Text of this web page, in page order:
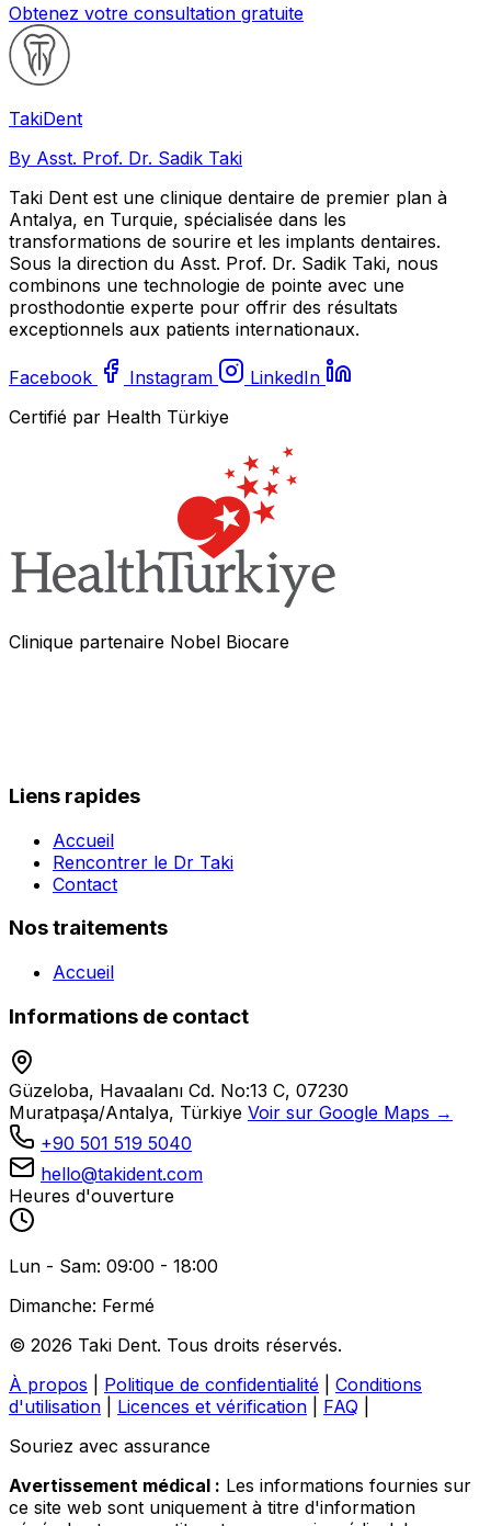
Obtenez votre consultation gratuite
TakiDent
By Asst. Prof. Dr. Sadik Taki
Taki Dent est une clinique dentaire de premier plan à
Antalya, en Turquie, spécialisée dans les
transformations de sourire et les implants dentaires.
Sous la direction du Asst. Prof. Dr. Sadik Taki, nous
combinons une technologie de pointe avec une
prosthodontie experte pour offrir des résultats
exceptionnels aux patients internationaux.
Facebook Instagram
LinkedIn
Certifié par Health Türkiye
Clinique partenaire Nobel Biocare
Liens rapides
Accueil
Rencontrer le Dr Taki
Contact
Nos traitements
Accueil
Informations de contact
Güzeloba, Havaalanı Cd. No:13 C, 07230
Muratpaşa/Antalya, Türkiye Voir sur Google Maps →
+90 501 519 5040
hello@takident.com
Heures d'ouverture
Lun - Sam: 09:00 - 18:00
Dimanche: Fermé
© 2026 Taki Dent. Tous droits réservés.
À propos
Politique de confidentialité
Conditions
d'utilisation
Licences et vérification FAQ
Souriez avec assurance
Avertissement médical : Les informations fournies sur
ce site web sont uniquement à titre d'information